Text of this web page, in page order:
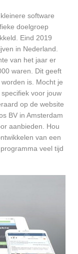
software
doelgroep
Eind 2019
in Nederland.
van het jaar er
waren. Dit geeft
is. Mocht je
voor jouw
op de website
BV in Amsterdam
aanbieden. Hou
van een
veel tijd